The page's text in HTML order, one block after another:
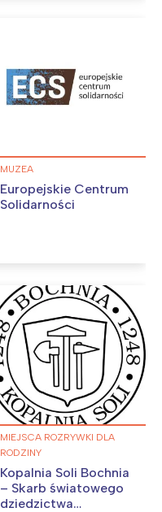
MUZEA
Europejskie Centrum
Solidarności
MIEJSCA ROZRYWKI DLA
RODZINY
Kopalnia Soli Bochnia
– Skarb światowego
dziedzictwa
Wszystkie